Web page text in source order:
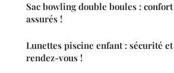
Sac bowling double boules :
assurés !
Lunettes piscine enfant : sécurité
rendez-vous !